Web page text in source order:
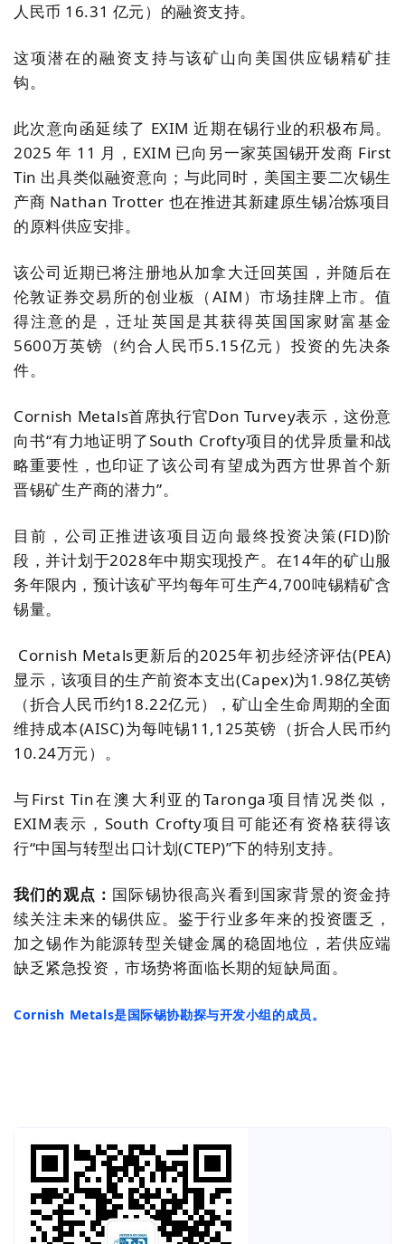
人民币 16.31 亿元）的融资支持。
这项潜在的融资支持与该矿山向美国供应锡精矿挂
钩。
此次意向函延续了 EXIM 近期在锡行业的积极布局。
2025年 11 月，EXIM 已向另一家英国锡开发商 First
Tin 出具类似融资意向；与此同时，美国主要二次锡生
产商 Nathan Trotter 也在推进其新建原生锡冶炼项目
的原料供应安排。
该公司近期已将注册地从加拿大迁回英国，并随后在
伦敦证券交易所的创业板（AIM）市场挂牌上市。值
得注意的是，迁址英国是其获得英国国家财富基金
5600万英镑（约合人民币5.15亿元）投资的先决条
件。
Cornish Metals首席执行官Don Turvey表示，这份意
向书“有力地证明了South Crofty项目的优异质量和战
略重要性，也印证了该公司有望成为西方世界首个新
晋锡矿生产商的潜力”。
目前，公司正推进该项目迈向最终投资决策(FID)阶
段，并计划于2028年中期实现投产。在14年的矿山服
务年限内，预计该矿平均每年可生产4,700吨锡精矿含
锡量。
Cornish Metals更新后的2025年初步经济评估(PEA)
显示，该项目的生产前资本支出(Capex)为1.98亿英镑
（折合人民币约18.22亿元）， 矿山全生命周期的全面
维持成本(AISC)为每吨锡11,125英镑（折合人民币约
10.24万元）。
与First Tin在澳大利亚的Taronga项目情况类似，
EXIM表示，South Crofty项目可能还有资格获得该
行“中国与转型出口计划(CTEP)”下的特别支持。
我们的观点 ： 国际锡协很高兴看到国家背景的资金持
续关注未来的锡供应。鉴于行业多年来的投资匮乏，
加之锡作为能源转型关键金属的稳固地位，若供应端
缺乏紧急投资，市场势将面临长期的短缺局面。
Cornish Metals是国际锡协勘探与开发小组的成员。